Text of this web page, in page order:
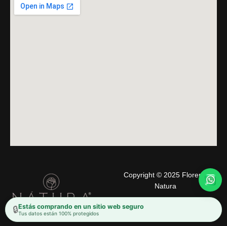
Copyright © 2025 Florería
Natura
🔒Estás comprando en un sitio web seguro
Tus datos están 100% protegidos